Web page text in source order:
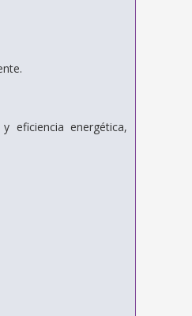
eficiencia energética,